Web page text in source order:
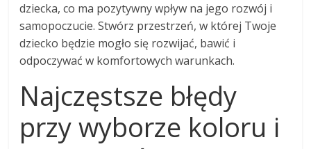
dziecka, co ma pozytywny wpływ na jego rozwój i
samopoczucie. Stwórz przestrzeń, w której Twoje
dziecko będzie mogło się rozwijać, bawić i
odpoczywać w komfortowych warunkach.
Najczęstsze błędy
przy wyborze koloru i